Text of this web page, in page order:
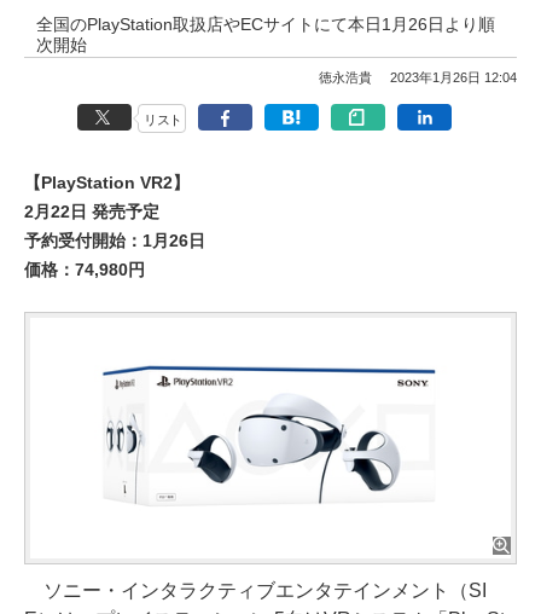
全国のPlayStation取扱店やECサイトにて本日1月26日より順
次開始
徳永浩貴 2023年1月26日 12:04
リスト
【PlayStation VR2】
2月22日 発売予定
予約受付開始：1月26日
価格：74,980円
ソニー・インタラクティブエンタテインメント（SI